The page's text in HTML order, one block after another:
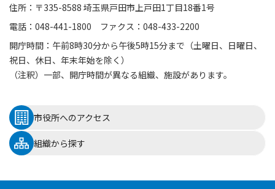
住所：〒335-8588 埼玉県戸田市上戸田1丁目18番1号
電話：048-441-1800 ファクス：048-433-2200
開庁時間：午前8時30分から午後5時15分まで（土曜日、日曜日、
祝日、休日、年末年始を除く）
（注釈）一部、開庁時間が異なる組織、施設があります。
市役所へのアクセス
組織から探す